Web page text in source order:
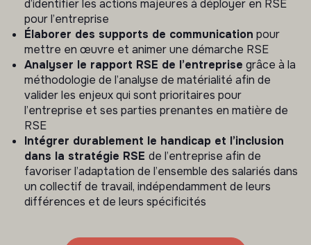
d’identifier les actions majeures à déployer en RSE
pour l’entreprise
Élaborer des supports de communication pour
mettre en œuvre et animer une démarche RSE
Analyser le rapport RSE de l’entreprise grâce à la
méthodologie de l’analyse de matérialité afin de
valider les enjeux qui sont prioritaires pour
l’entreprise et ses parties prenantes en matière de
RSE
Intégrer durablement le handicap et l’inclusion
dans la stratégie RSE de l’entreprise afin de
favoriser l’adaptation de l’ensemble des salariés dans
un collectif de travail, indépendamment de leurs
différences et de leurs spécificités